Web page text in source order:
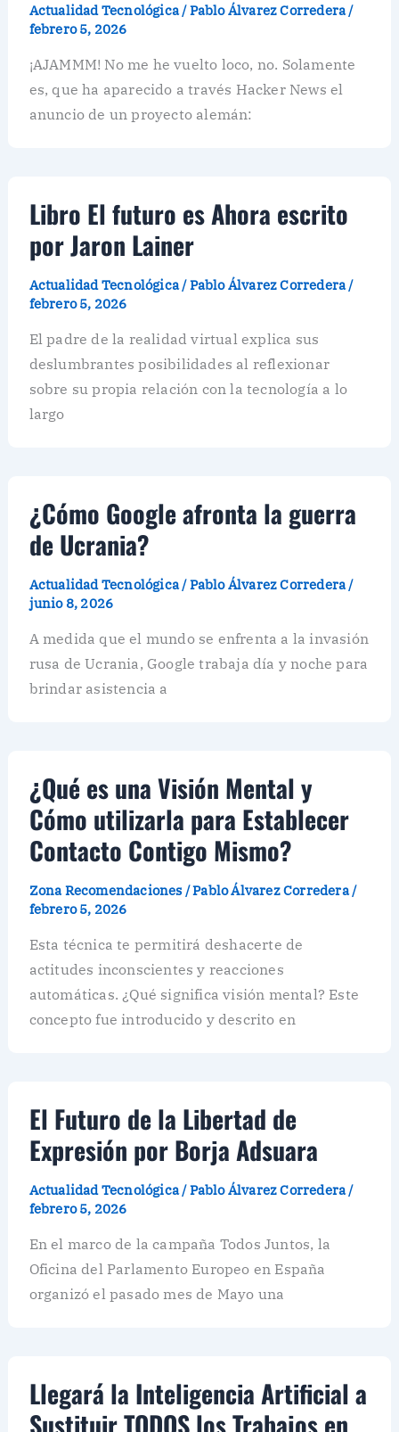
Actualidad Tecnológica/Pablo Álvarez Corredera/
febrero 5, 2026
¡AJAMMM! No me he vuelto loco, no. Solamente
es, que ha aparecido a través Hacker News el
anuncio de un proyecto alemán:
Libro El futuro es Ahora escrito
por Jaron Lainer
Actualidad Tecnológica/Pablo Álvarez Corredera/
febrero 5, 2026
El padre de la realidad virtual explica sus
deslumbrantes posibilidades al reflexionar
sobre su propia relación con la tecnología a lo
largo
¿Cómo Google afronta la guerra
de Ucrania?
Actualidad Tecnológica/Pablo Álvarez Corredera/
junio 8, 2026
A medida que el mundo se enfrenta a la invasión
rusa de Ucrania, Google trabaja día y noche para
brindar asistencia a
¿Qué es una Visión Mental y
Cómo utilizarla para Establecer
Contacto Contigo Mismo?
Zona Recomendaciones /Pablo Álvarez Corredera/
febrero 5, 2026
Esta técnica te permitirá deshacerte de
actitudes inconscientes y reacciones
automáticas. ¿Qué significa visión mental? Este
concepto fue introducido y descrito en
El Futuro de la Libertad de
Expresión por Borja Adsuara
Actualidad Tecnológica/Pablo Álvarez Corredera/
febrero 5, 2026
En el marco de la campaña Todos Juntos, la
Oficina del Parlamento Europeo en España
organizó el pasado mes de Mayo una
Llegará la Inteligencia Artificial a
Sustituir TODOS los Trabajos en